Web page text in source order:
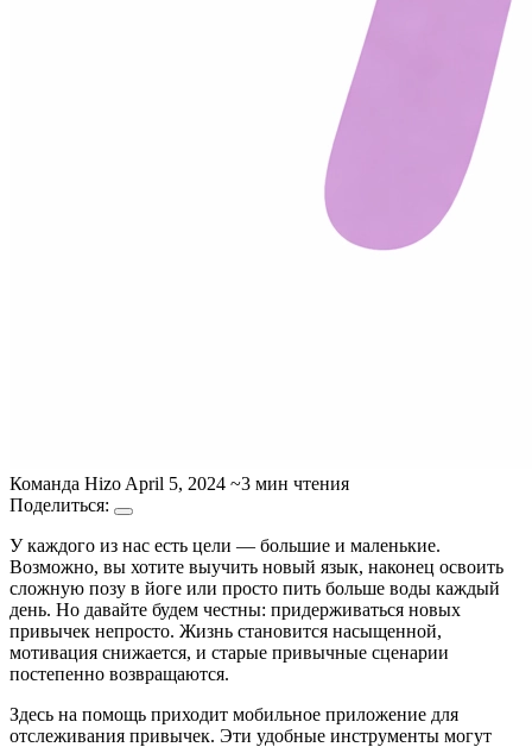
Команда Hizo April 5, 2024 ~3 мин чтения
Поделиться:
У каждого из нас есть цели — большие и маленькие.
Возможно, вы хотите выучить новый язык, наконец освоить
сложную позу в йоге или просто пить больше воды каждый
день. Но давайте будем честны: придерживаться новых
привычек непросто. Жизнь становится насыщенной,
мотивация снижается, и старые привычные сценарии
постепенно возвращаются.
Здесь на помощь приходит мобильное приложение для
отслеживания привычек. Эти удобные инструменты могут